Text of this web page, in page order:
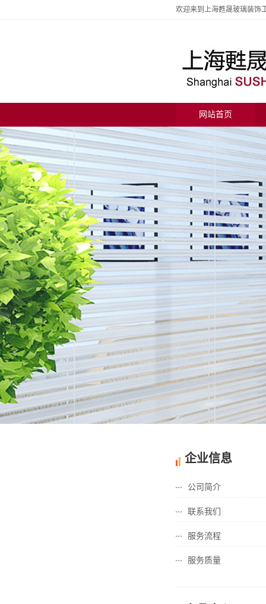
欢迎来到上海甦晟玻璃装饰
网站首页
1
企业信息
公司简介
联系我们
服务流程
服务质量